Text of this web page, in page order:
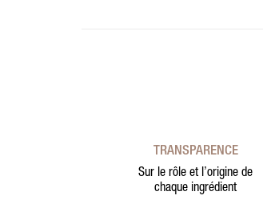
TRANSPARENCE
Sur le rôle et l’origine de
chaque ingrédient